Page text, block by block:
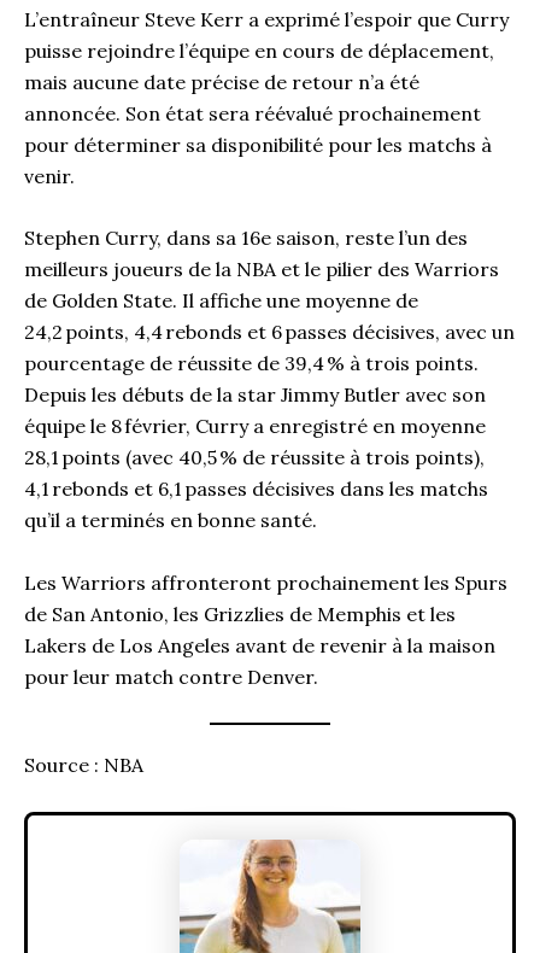
L’entraîneur Steve Kerr a exprimé l’espoir que Curry
puisse rejoindre l’équipe en cours de déplacement,
mais aucune date précise de retour n’a été
annoncée. Son état sera réévalué prochainement
pour déterminer sa disponibilité pour les matchs à
venir.
Stephen Curry, dans sa 16e saison, reste l’un des
meilleurs joueurs de la NBA et le pilier des Warriors
de Golden State. Il affiche une moyenne de
24,2 points, 4,4 rebonds et 6 passes décisives, avec un
pourcentage de réussite de 39,4 % à trois points.
Depuis les débuts de la star Jimmy Butler avec son
équipe le 8 février, Curry a enregistré en moyenne
28,1 points (avec 40,5 % de réussite à trois points),
4,1 rebonds et 6,1 passes décisives dans les matchs
qu’il a terminés en bonne santé.
Les Warriors affronteront prochainement les Spurs
de San Antonio, les Grizzlies de Memphis et les
Lakers de Los Angeles avant de revenir à la maison
pour leur match contre Denver.
Source : NBA